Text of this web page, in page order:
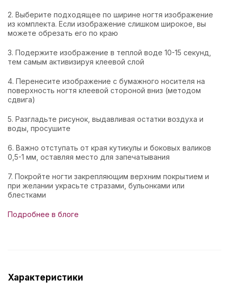
2. Выберите подходящее по ширине ногтя изображение
из комплекта. Если изображение слишком широкое, вы
можете обрезать его по краю
3. Подержите изображение в теплой воде 10-15 секунд,
тем самым активизируя клеевой слой
4. Перенесите изображение с бумажного носителя на
поверхность ногтя клеевой стороной вниз (методом
сдвига)
5. Разгладьте рисунок, выдавливая остатки воздуха и
воды, просушите
6. Важно отступать от края кутикулы и боковых валиков
0,5-1 мм, оставляя место для запечатывания
7. Покройте ногти закрепляющим верхним покрытием и
при желании украсьте стразами, бульонками или
блестками
Подробнее в блоге
Характеристики